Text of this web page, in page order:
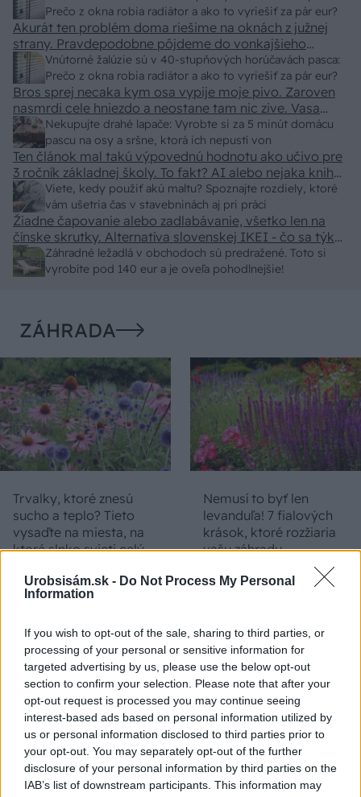
Urobsisám.sk - Do Not Process My Personal
Information
If you wish to opt-out of the sale, sharing to third parties, or
processing of your personal or sensitive information for
targeted advertising by us, please use the below opt-out
section to confirm your selection. Please note that after your
opt-out request is processed you may continue seeing
interest-based ads based on personal information utilized by
us or personal information disclosed to third parties prior to
your opt-out. You may separately opt-out of the further
disclosure of your personal information by third parties on the
IAB’s list of downstream participants. This information may
Prečo z okna robia radiátor a ako to vyriešiť za pár eur?
Vnútorné žalúzie sú v 40-stupňových horúčavách pasca:
Prečo z okna robia radiátor a ako to vyriešiť za pár eur?
Akurát ten problém doma riešime na oknách z južnej
strany. Pravdepodobne pôjdeme do vonkajšieho
tienenia na spôsob markízy 250x150cm. Čínsky
predajcovia idú okolo 100 eur kus.
Nekupujte drahé lapače: Vyrobte si za 5 minút domácu
pascu na osy a sršne, ktorá ich nepustí von
Bros sprej necaka kym osa vypije moje pivo. Zaroven
nasmrdi cele hniezdo a neostane tam nic zive. Vasa
pasca naucinke moc efektivne. Skor pritiahne slimaky
Viete, kedy použiť akú maltu? Spoznajte rozdiely, ktoré
vám ušetria čas v stavebninách aj pri práci
Ten článok mal takú výpovednú hodnotu ako učivo pre
3 ročník základnej školy. To fakt? AI alebo nejaka kniha
z VŠ? Dnešné rychlotvrdnuce malty - pevnosť 40 Mpa a
doba schnutia tak 15 minut , k tomu vodotesné s
kryštálikou. A rozdiel - schnutie a zretie. Nič?
Záhradné ležadlá v obchodoch sú predražené. Toto si
vyrobíte pod 140 eur a je oveľa pohodlnejšie!
Žiadne čapovanie alebo zadlabávanie, všetko len na
čínske skrutky. Alternatíva slovenskej IKEI - čo sa týka
pevnosti. Autor si nedal veľa námahy s remeselným
spracovaním, škoda. No lepšie než ten odpad z DTD
ZÁHRADA
Trvalky, ktoré znesú
sucho a teplo? Tieto
vysaďte na miesta, na
ktoré slnko svieti celý
Nemusí to byť len
levanduľa! 7 fialových
krások, ktoré rozžiaria
vašu záhradu
Môže aspirín zachrániť
ochabnuté izbové
rastliny? Pravda vás
možno prekvapí
Júlový reštart uhoriek
nakladačiek: Ako ich
podporiť k druhej vlne
kvitnutia?